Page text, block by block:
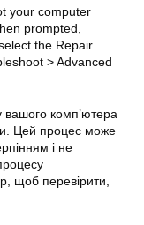
your computer
prompted,
the Repair
> Advanced
вашого комп’ютера
Цей процес може
і не
щоб перевірити,